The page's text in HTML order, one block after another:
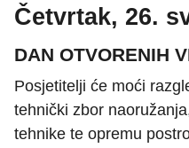
Četvrtak, 26.
DAN OTVORENIH
Posjetitelji će moći
tehnički zbor
tehnike te opremu